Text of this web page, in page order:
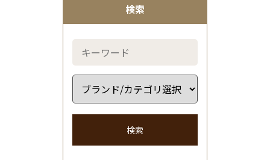
検索
検索